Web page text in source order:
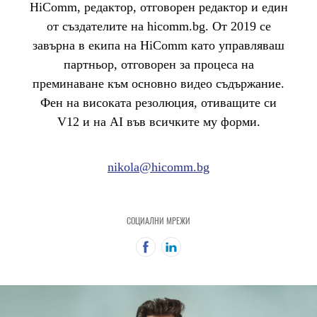
HiComm, редактор, отговорен редактор и един
от създателите на hicomm.bg. От 2019 се
завърна в екипа на HiComm като управляваш
партньор, отговорен за процеса на
преминаване към основно видео съдържание.
Фен на високата резолюция, отиващите си
V12 и на AI във всичките му форми.
nikola@hicomm.bg
СОЦИАЛНИ МРЕЖИ